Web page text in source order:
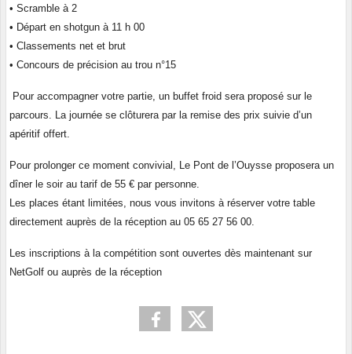
• Scramble à 2
• Départ en shotgun à 11 h 00
• Classements net et brut
• Concours de précision au trou n°15
Pour accompagner votre partie, un buffet froid sera proposé sur le
parcours. La journée se clôturera par la remise des prix suivie d’un
apéritif offert.
Pour prolonger ce moment convivial, Le Pont de l’Ouysse proposera un
dîner le soir au tarif de 55 € par personne.
Les places étant limitées, nous vous invitons à réserver votre table
directement auprès de la réception au 05 65 27 56 00.
Les inscriptions à la compétition sont ouvertes dès maintenant sur
NetGolf ou auprès de la réception